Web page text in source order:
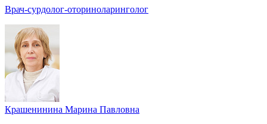
Врач-сурдолог-оториноларинголог
Крашенинина Марина Павловна